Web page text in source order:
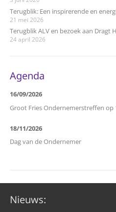
Terugblik: Een inspirerende en
21 mei 2026
Terugblik ALV en bezoek aan Dragt
24 april 2026
Agenda
16/09/2026
Groot Fries Ondernemerstreffen op
18/11/2026
Dag van de Ondernemer
Nieuws: